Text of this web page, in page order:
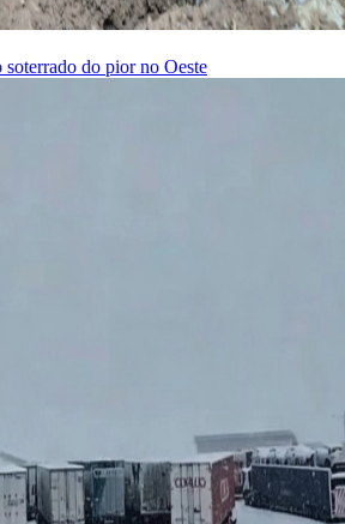
do pior no Oeste